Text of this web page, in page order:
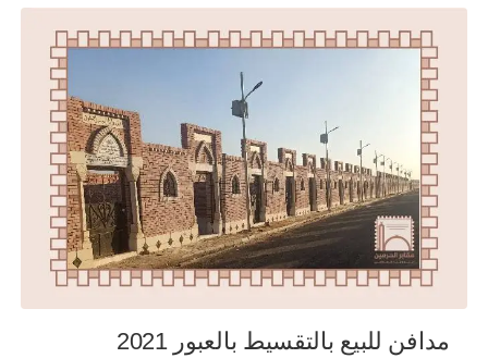
مدافن للبيع بالتقسيط بالعبور 2021